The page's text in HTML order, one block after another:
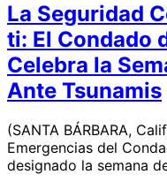
La Seguridad
ti: El Condado
Celebra la
Ante Tsunamis
(SANTA BÁRBARA,
Emergencias del
designado la semana